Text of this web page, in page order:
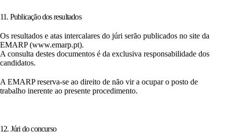
11. Publicação dos resultados
Os resultados e atas intercalares do júri serão publicados no site da
EMARP (www.emarp.pt).
A consulta destes documentos é da exclusiva responsabilidade dos
candidatos.
A EMARP reserva-se ao direito de não vir a ocupar o posto de
trabalho inerente ao presente procedimento.
12. Júri do concurso